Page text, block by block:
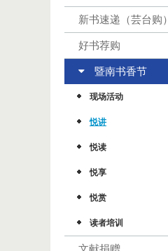
新书速递（芸台购）
好书荐购
暨南书香节
现场活动
悦讲
悦读
悦享
悦赏
读者培训